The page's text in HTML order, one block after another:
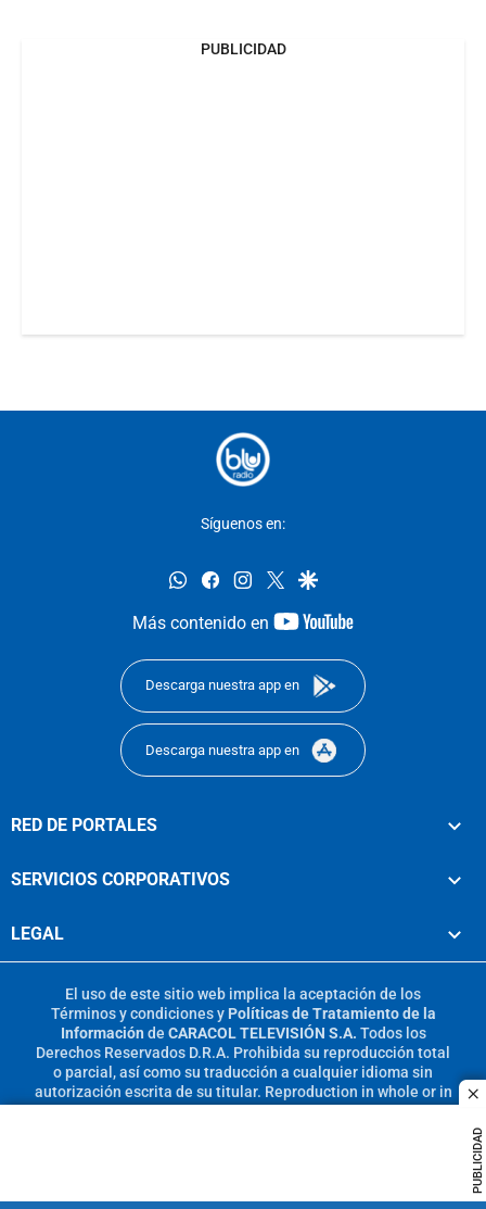
PUBLICIDAD
PUBLICIDAD
Síguenos en:
whatsappfacebookinstagram
twittergoogle
Más contenido en
youtube-
Descarga nuestra app en
Descarga nuestra app en
RED DE PORTALES
SERVICIOS CORPORATIVOS
LEGAL
El uso de este sitio web implica la aceptación de los
Términos y condicionesy Políticas de Tratamiento de la
Información de CARACOL TELEVISIÓN S.A. Todos los
Derechos Reservados D.R.A. Prohibida su reproducción total
o parcial, así como su traducción a cualquier idioma sin
autorización escrita de su titular. Reproduction in whole or in